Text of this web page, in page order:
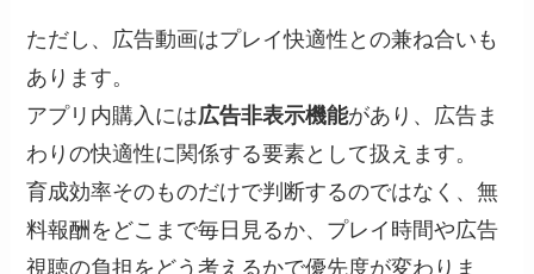
ただし、広告動画はプレイ快適性との兼ね合いも
あります。
アプリ内購入には広告非表示機能があり、広告ま
わりの快適性に関係する要素として扱えます。
育成効率そのものだけで判断するのではなく、無
料報酬をどこまで毎日見るか、プレイ時間や広告
視聴の負担をどう考えるかで優先度が変わりま